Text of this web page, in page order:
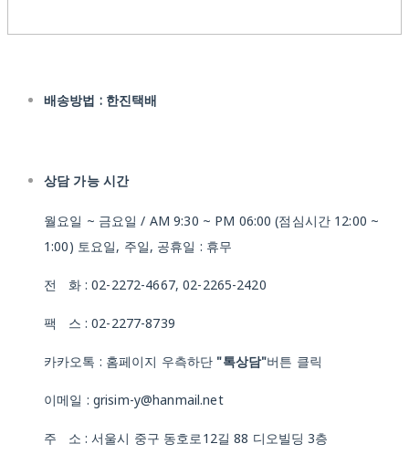
배송방법 : 한진택배
상담 가능 시간
월요일 ~ 금요일 / AM 9:30 ~ PM 06:00 (점심시간 12:00 ~
1:00) 토요일, 주일, 공휴일 : 휴무
전 화 : 02-2272-4667, 02-2265-2420
팩 스 : 02-2277-8739
카카오톡 : 홈페이지 우측하단 "톡상담"버튼 클릭
이메일 : grisim-y@hanmail.net
주 소 : 서울시 중구 동호로12길 88 디오빌딩 3층